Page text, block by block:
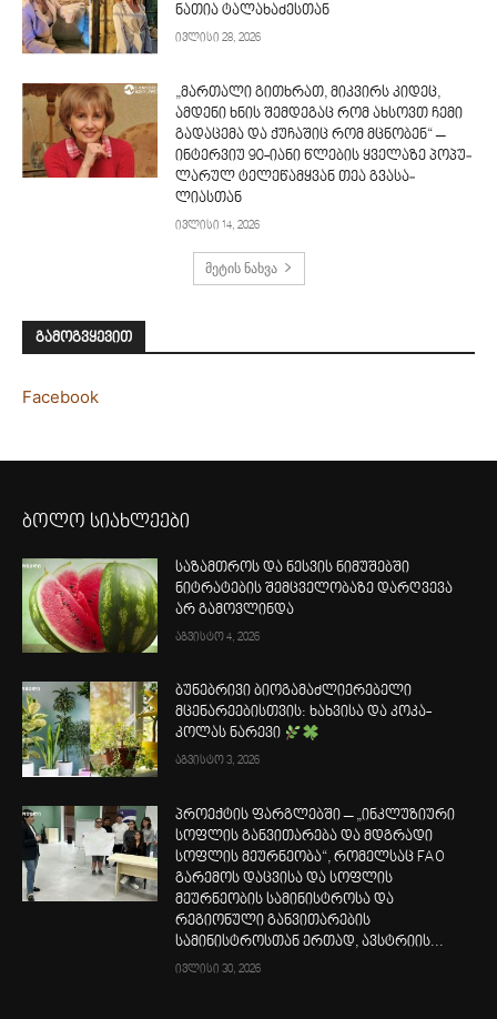
ნათია ტალახაძესთან
ივლისი 28, 2026
„მართალი გითხრათ, მიკვირს კიდეც,
ამდენი ხნის შემდეგაც რომ ახსოვთ ჩემი
გადაცემა და ქუჩაშიც რომ მცნობენ“ –
ინტერვიუ 90-იანი წლე­ბის ყვე­ლა­ზე პო­პუ­
ლა­რუ­ლ ტე­ლე­წამ­ყვა­ნ თეა გვა­სა­
ლიასთან
ივლისი 14, 2026
მეტის ნახვა
გამოგვყევით
Facebook
ბოლო სიახლეები
საზამთროს და ნესვის ნიმუშებში
ნიტრატების შემცველობაზე დარღვევა
არ გამოვლინდა
აგვისტო 4, 2026
ბუნებრივი ბიოგამაძლიერებელი
მცენარეებისთვის: ხახვისა და კოკა-
კოლას ნარევი
აგვისტო 3, 2026
პროექტის ფარგლებში – „ინკლუზიური
სოფლის განვითარება და მდგრადი
სოფლის მეურნეობა“, რომელსაც FAO
გარემოს დაცვისა და სოფლის
მეურნეობის სამინისტროსა და
რეგიონული განვითარების
სამინისტროსთან ერთად, ავსტრიის...
ივლისი 30, 2026